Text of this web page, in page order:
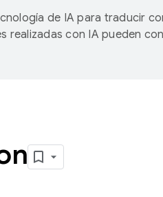
de IA para traducir
realizadas con IA pueden